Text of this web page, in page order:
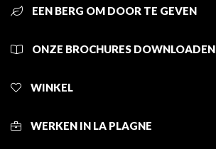
EEN BERG OM DOOR TE GEVEN
ONZE BROCHURES DOWNLOADEN
WINKEL
WERKEN IN LA PLAGNE